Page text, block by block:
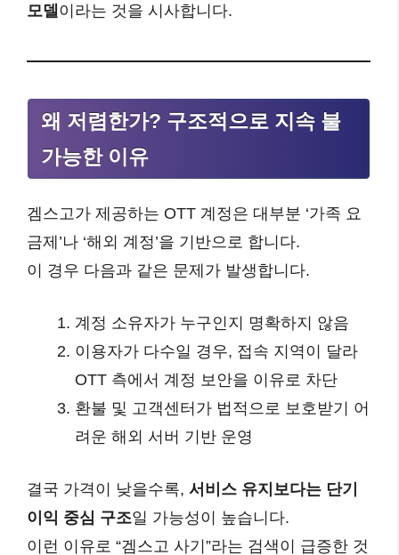
모델 이라는 것을 시사합니다.
왜 저렴한가? 구조적으로 지속 불
가능한 이유
겜스고가 제공하는 OTT 계정은 대부분 ‘가족 요
금제’나 ‘해외 계정’을 기반으로 합니다.
이 경우 다음과 같은 문제가 발생합니다.
계정 소유자가 누구인지 명확하지 않음
이용자가 다수일 경우, 접속 지역이 달라
OTT 측에서 계정 보안을 이유로 차단
환불 및 고객센터가 법적으로 보호받기 어
려운 해외 서버 기반 운영
결국 가격이 낮을수록, 서비스 유지보다는 단기
이익 중심 구조일 가능성이 높습니다.
이런 이유로 “겜스고 사기”라는 검색이 급증한 것